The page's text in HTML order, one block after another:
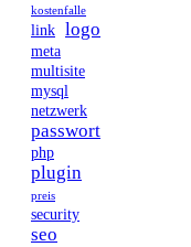
kostenfalle
link logo
meta
multisite
mysql
netzwerk
passwort
php
plugin
preis
security
seo